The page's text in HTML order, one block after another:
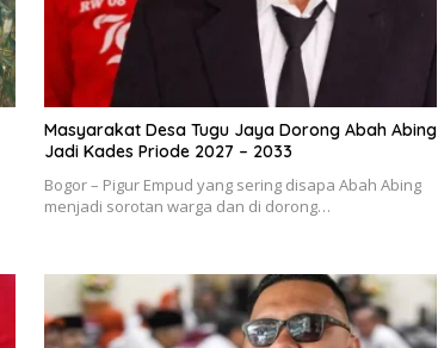
Masyarakat Desa Tugu Jaya Dorong Abah Abing
Jadi Kades Priode 2027 – 2033
Bogor – Pigur Empud yang sering disapa Abah Abing
menjadi sorotan warga dan di dorong…